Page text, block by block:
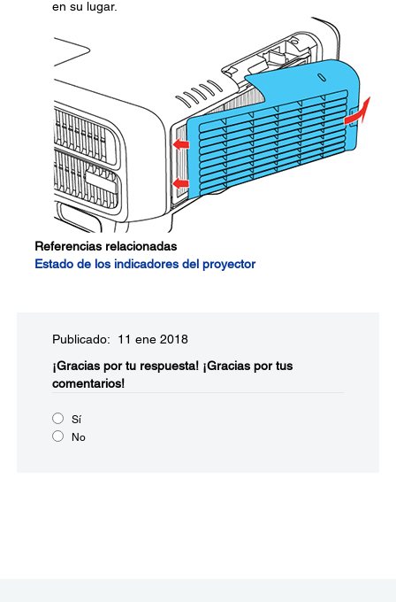
en su lugar.
Referencias relacionadas
Estado de los indicadores del proyector
Publicado: 11 ene 2018
¡Gracias por tu respuesta! ¡Gracias por tus
comentarios!
Sí
No